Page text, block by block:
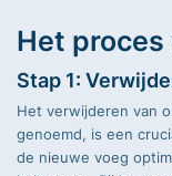
Het
Stap 1:
Het verwijderen van
genoemd, is een
de nieuwe voeg